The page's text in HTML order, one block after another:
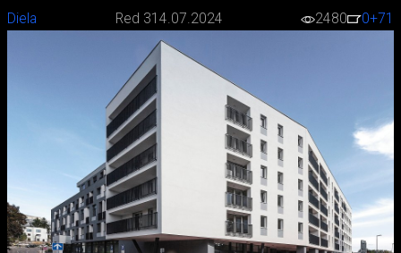
Diela Red 314.07.2024 2480 0+71